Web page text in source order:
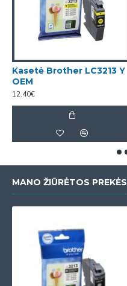
Kasetė Brother LC3213 Y
OEM
12.40€
MANO ŽIŪRĖTOS PREKĖS